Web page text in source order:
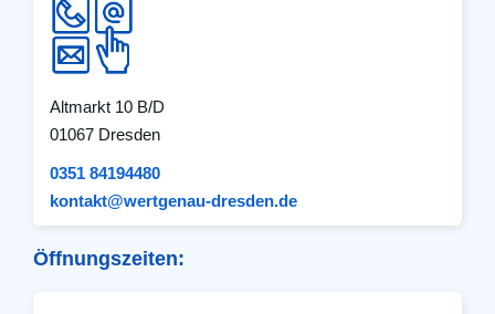
Altmarkt 10 B/D
01067 Dresden
0351 84194480
kontakt@wertgenau-dresden.de
Öffnungszeiten: